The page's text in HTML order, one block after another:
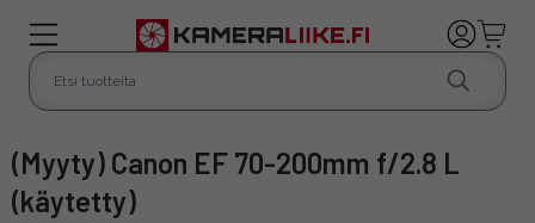
(Myyty) Canon EF 70-200mm f/2.8 L
(käytetty)